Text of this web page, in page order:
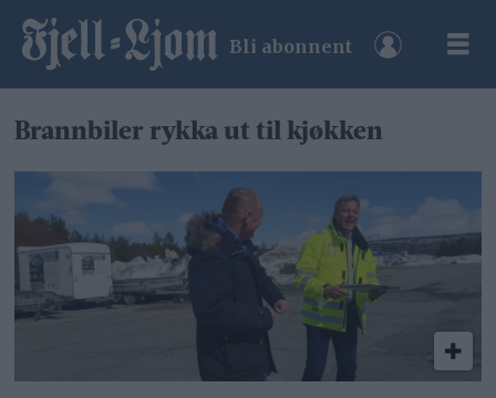
Bli abonnent
Tag:
geir
brean
Brannbiler rykka ut til kjøkken